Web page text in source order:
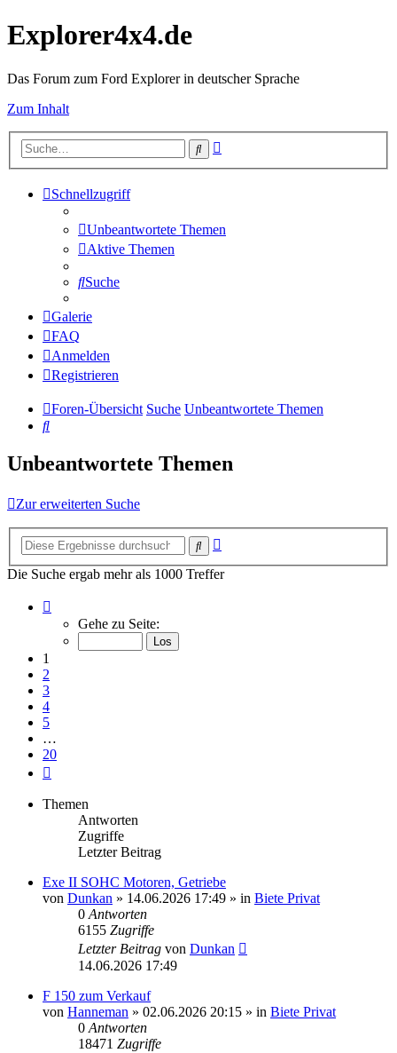
Explorer4x4.de
Das Forum zum Ford Explorer in deutscher Sprache
Zum Inhalt
Suche
Schnellzugriff
Unbeantwortete Themen
Aktive Themen
Suche
Galerie
FAQ
Anmelden
Registrieren
Foren-Übersicht Suche Unbeantwortete Themen
Suche
Unbeantwortete Themen
Zur erweiterten Suche
Suche
Die Suche ergab mehr als 1000 Treffer
von
Gehe zu Seite:
1
2
3
4
5
…
20
Themen
Antworten
Zugriffe
Letzter Beitrag
Exe II SOHC Motoren, Getriebe
von Dunkan » 14.06.2026 17:49 » in Biete Privat
0 Antworten
6155 Zugriffe
Letzter Beitrag von Dunkan
14.06.2026 17:49
F 150 zum Verkauf
von Hanneman » 02.06.2026 20:15 » in Biete Privat
0 Antworten
18471 Zugriffe